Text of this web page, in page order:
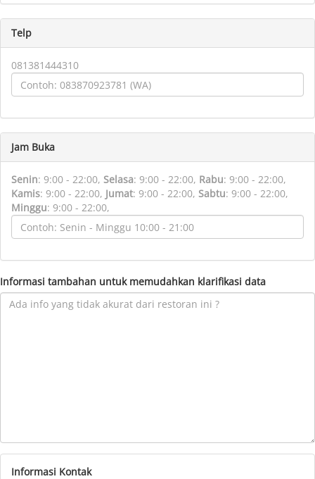
Telp
081381444310
Jam Buka
Senin: 9:00 - 22:00, Selasa: 9:00 - 22:00, Rabu: 9:00 - 22:00,
Kamis: 9:00 - 22:00, Jumat: 9:00 - 22:00, Sabtu: 9:00 - 22:00,
Minggu: 9:00 - 22:00,
Informasi tambahan untuk memudahkan klarifikasi data
Informasi Kontak